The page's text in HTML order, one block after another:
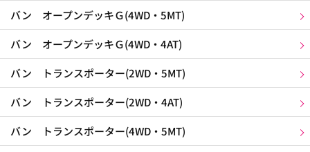
バン オープンデッキＧ(4WD・5MT)
バン オープンデッキＧ(4WD・4AT)
バン トランスポーター(2WD・5MT)
バン トランスポーター(2WD・4AT)
バン トランスポーター(4WD・5MT)